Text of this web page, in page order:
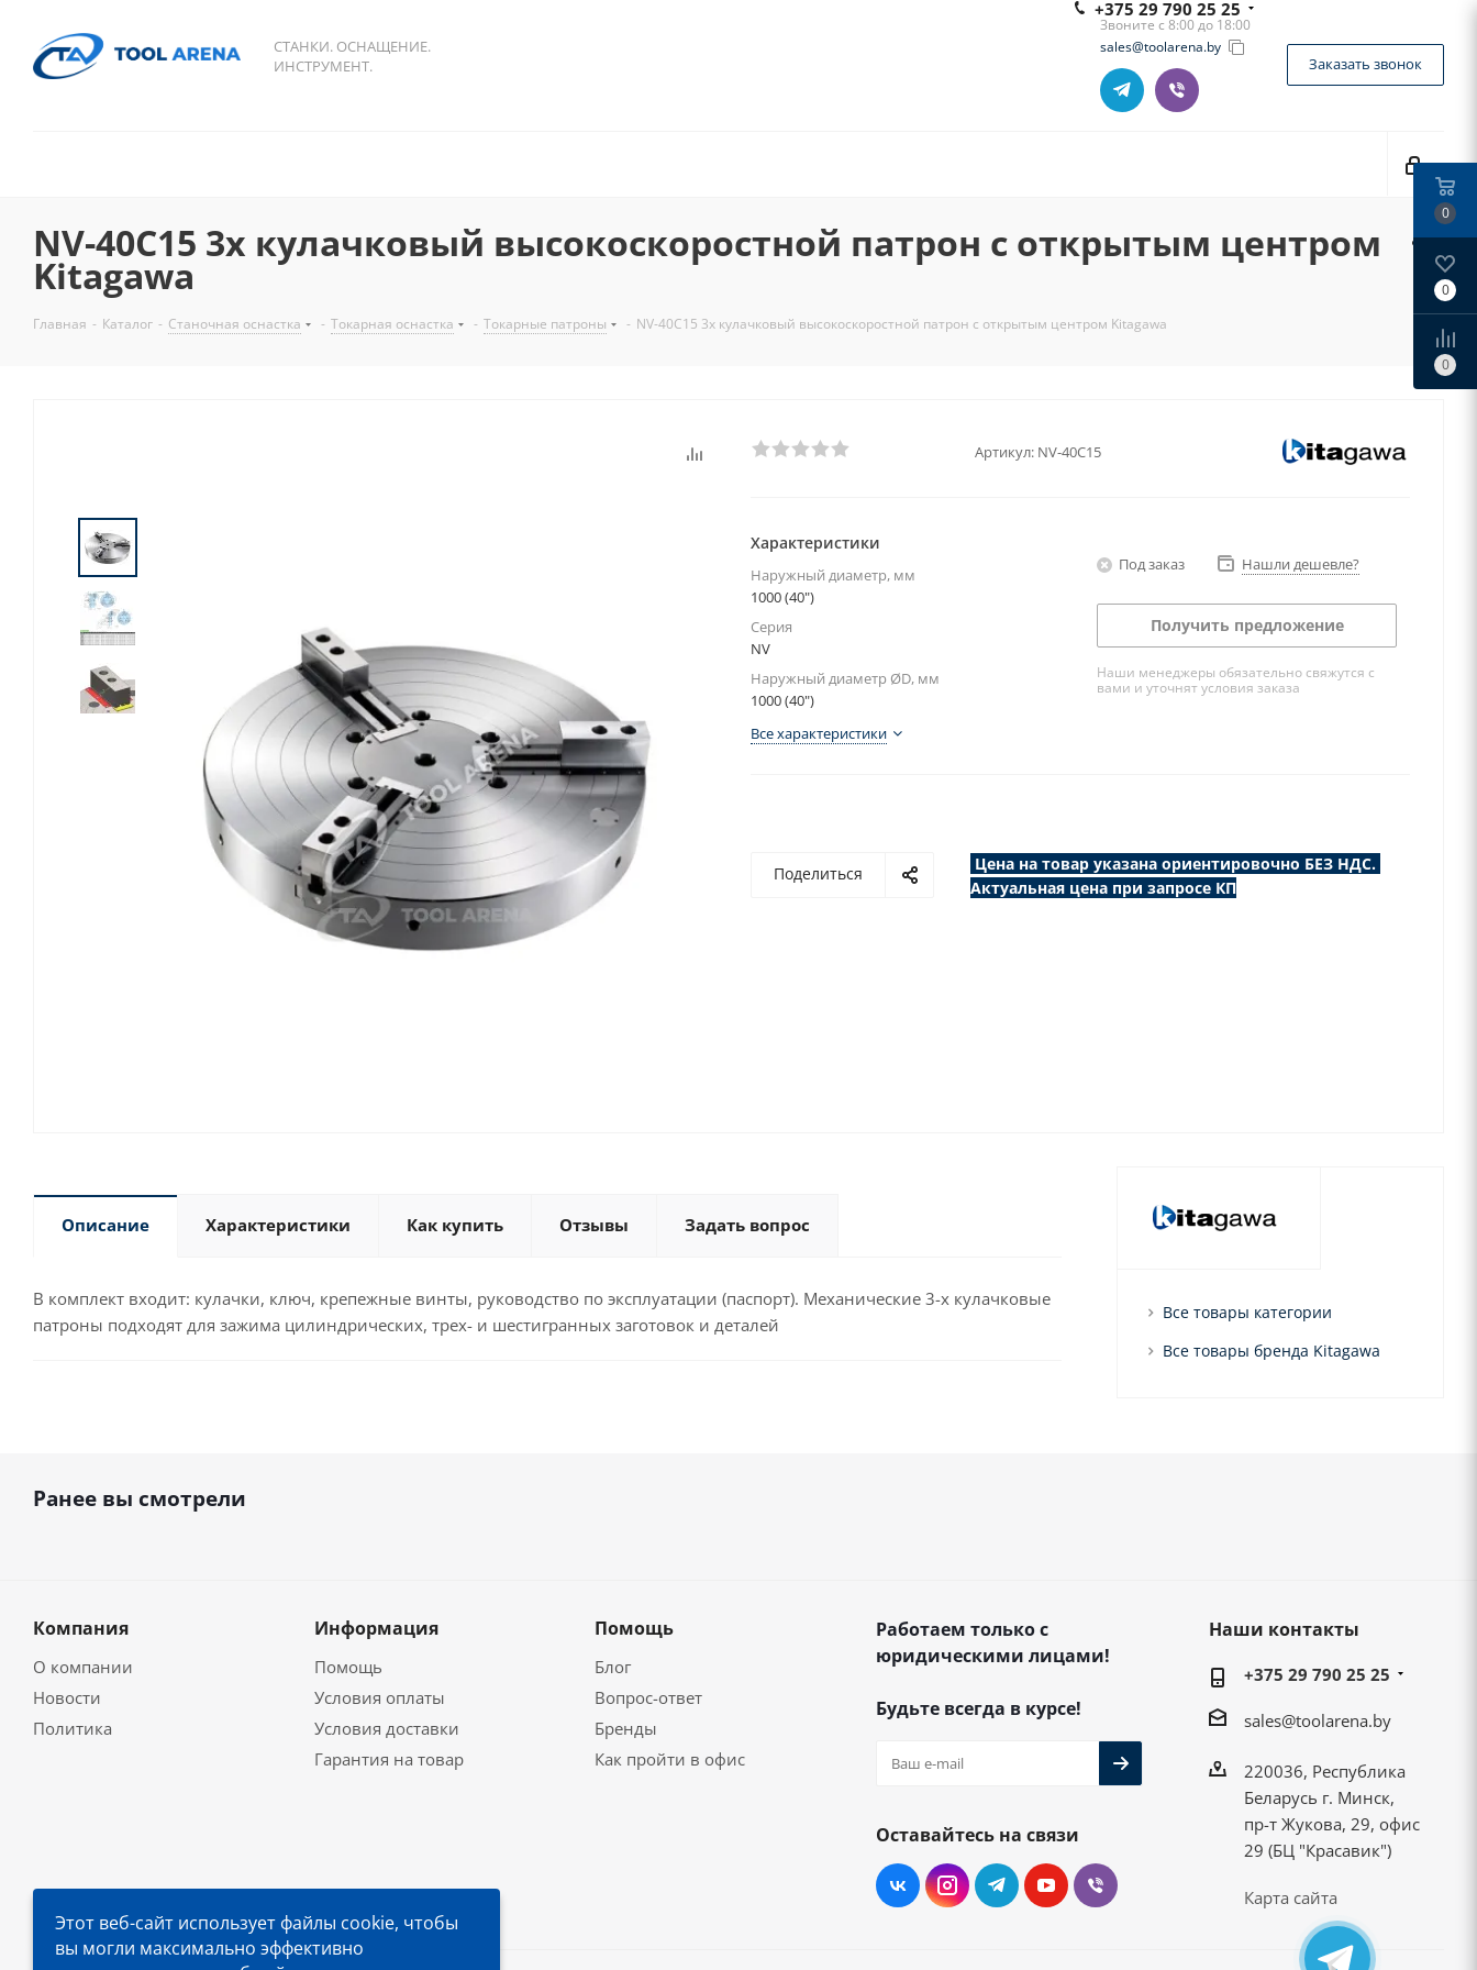
СТАНКИ. ОСНАЩЕНИЕ.
ИНСТРУМЕНТ.
+375 29 790 25 25
Звоните с 8:00 до 18:00
sales@toolarena.by
Заказать звонок
NV-40C15 3х кулачковый высокоскоростной патрон с открытым центром
Kitagawa
Главная - Каталог - Станочная оснастка - Токарная оснастка - Токарные патроны - NV-40C15 3х кулачковый высокоскоростной патрон с открытым центром Kitagawa
Артикул: NV-40C15
Характеристики
Наружный диаметр, мм
1000 (40")
Серия
NV
Наружный диаметр ØD, мм
1000 (40")
Все характеристики
Под заказ Нашли дешевле?
Получить предложение
Наши менеджеры обязательно свяжутся с
вами и уточнят условия заказа
Поделиться
Цена на товар указана ориентировочно БЕЗ НДС.
Актуальная цена при запросе КП
Описание Характеристики Как купить Отзывы Задать вопрос
В комплект входит: кулачки, ключ, крепежные винты, руководство по эксплуатации (паспорт). Механические 3-х кулачковые
патроны подходят для зажима цилиндрических, трех- и шестигранных заготовок и деталей
Все товары категории
Все товары бренда Kitagawa
Ранее вы смотрели
Компания
О компании
Новости
Политика
Информация
Помощь
Условия оплаты
Условия доставки
Гарантия на товар
Помощь
Блог
Вопрос-ответ
Бренды
Как пройти в офис
Работаем только с
юридическими лицами!
Будьте всегда в курсе!
Оставайтесь на связи
Наши контакты
+375 29 790 25 25
sales@toolarena.by
220036, Республика
Беларусь г. Минск,
пр-т Жукова, 29, офис
29 (БЦ "Красавик")
Карта сайта
0
0
0
Этот веб-сайт использует файлы cookie, чтобы
вы могли максимально эффективно